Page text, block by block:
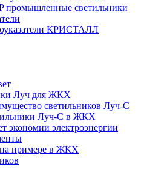
промышленные светильники
КРИСТАЛЛ
Луч для ЖКХ
светильников Луч-С
Луч-С в ЖКХ
экономии электроэнергии
примере в ЖКХ